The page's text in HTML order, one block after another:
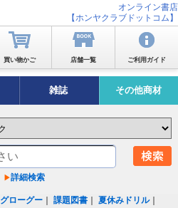
オンライン書店
【ホンヤクラブドットコム】
買い物かご 店舗一覧 ご利用ガイド
雑誌 その他商材
詳細検索
グローグー ｜課題図書 ｜夏休みドリル｜